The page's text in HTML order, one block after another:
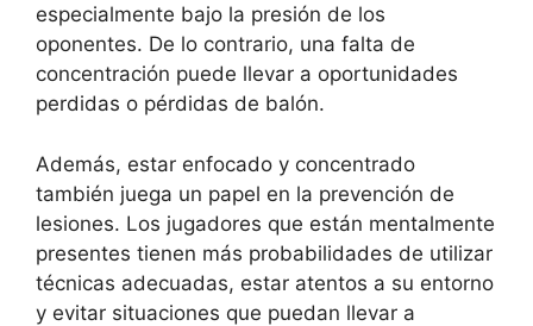
especialmente bajo la presión de los
oponentes. De lo contrario, una falta de
concentración puede llevar a oportunidades
perdidas o pérdidas de balón.
Además, estar enfocado y concentrado
también juega un papel en la prevención de
lesiones. Los jugadores que están mentalmente
presentes tienen más probabilidades de utilizar
técnicas adecuadas, estar atentos a su entorno
y evitar situaciones que puedan llevar a